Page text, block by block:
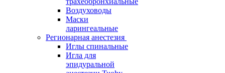
Воздуховоды
Маски
ларингеальные
Регионарная анестезия
Иглы спинальные
Игла для
эпидуральной